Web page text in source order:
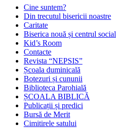
Cine suntem?
Din trecutul bisericii noastre
Caritate
Biserica nouă și centrul social
Kid’s Room
Contacte
Revista “NEPSIS”
Școala duminicală
Botezuri și cununii
Biblioteca Parohială
ȘCOALA BIBLICĂ
Publicații și predici
Bursă de Merit
Cimitirele satului